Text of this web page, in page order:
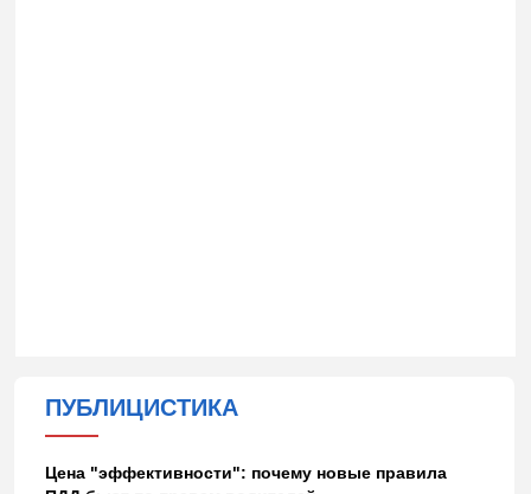
ПУБЛИЦИСТИКА
Цена "эффективности": почему новые правила